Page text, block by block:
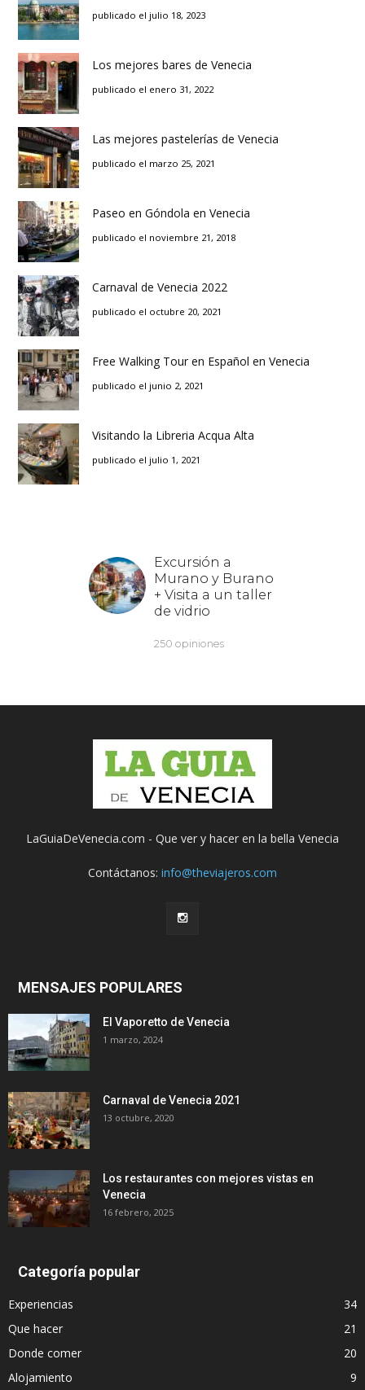
publicado el julio 18, 2023
Los mejores bares de Venecia
publicado el enero 31, 2022
Las mejores pastelerías de Venecia
publicado el marzo 25, 2021
Paseo en Góndola en Venecia
publicado el noviembre 21, 2018
Carnaval de Venecia 2022
publicado el octubre 20, 2021
Free Walking Tour en Español en Venecia
publicado el junio 2, 2021
Visitando la Libreria Acqua Alta
publicado el julio 1, 2021
LaGuiaDeVenecia.com - Que ver y hacer en la bella Venecia
Contáctanos: info@theviajeros.com
MENSAJES POPULARES
El Vaporetto de Venecia
1 marzo, 2024
Carnaval de Venecia 2021
13 octubre, 2020
Los restaurantes con mejores vistas en
Venecia
16 febrero, 2025
Categoría popular
Experiencias
34
Que hacer
21
Donde comer
20
Alojamiento
9